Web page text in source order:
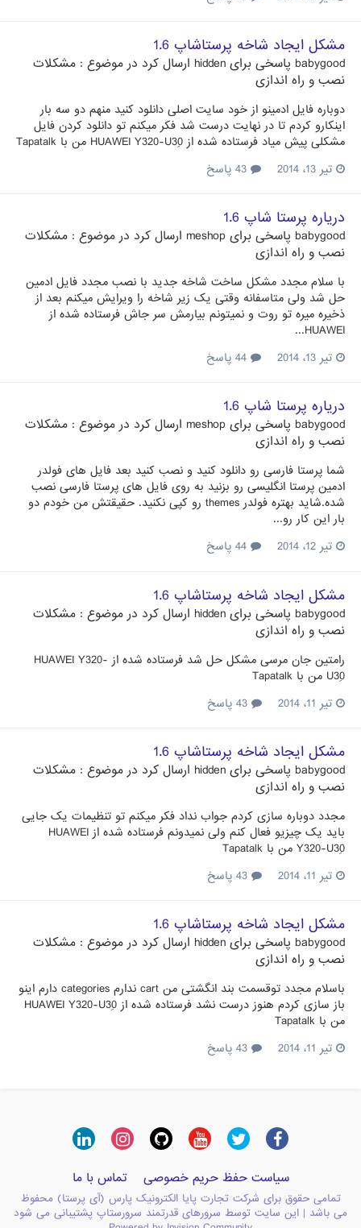
مشکل ایجاد شاخه پرستاشاپ 1.6
babygood پاسخی برای hidden ارسال کرد در موضوع : مشکلات
نصب و راه اندازی
دوباره فایل ادمینو از خود سایت اصلی دانلود کنید منهم دو سه بار
اینکارو کردم تا در نهایت درست شد فکر میکنم تو دانلود کردن فایل
مشکلی پیش میاد فرستاده شده از HUAWEI Y320-U30ِ من با Tapatalk
تیر 13، 2014
دریاره پرستا شاپ 1.6
babygood پاسخی برای meshop ارسال کرد در موضوع : مشکلات
نصب و راه اندازی
با سلام مجدد مشکل ساخت شاخه جدید با نصب مجدد فایل ادمین
حل شد ولی متاسفانه وقتی یک زیر شاخه را ویرایش میکنم بعد از
ذخیره میره تو روت و نمیتونم بیارمش سر جاش فرستاده شده از
HUAWEI...
تیر 13، 2014
دریاره پرستا شاپ 1.6
babygood پاسخی برای meshop ارسال کرد در موضوع : مشکلات
نصب و راه اندازی
شما پرستا فارسی رو دانلود کنید و نصب کنید بعد فایل های فولدر
ادمین پرستا انگلیسی رو بزنید به روی فایل های پرستا فارسی نصب
شده.شاید بهتره فولدر themes رو کپی نکنید. حقیقتش من خودم دو
بار این کار رو...
تیر 12، 2014
مشکل ایجاد شاخه پرستاشاپ 1.6
babygood پاسخی برای hidden ارسال کرد در موضوع : مشکلات
نصب و راه اندازی
رامتین جان مرسی مشکل حل شد فرستاده شده از HUAWEI Y320-
U30ِ من با Tapatalk
تیر 11، 2014
مشکل ایجاد شاخه پرستاشاپ 1.6
babygood پاسخی برای hidden ارسال کرد در موضوع : مشکلات
نصب و راه اندازی
مجدد دوباره سازی کردم جواب نداد فکر میکنم تو تنظیمات یک جایی
باید یک چیزیو فعال کنم ولی نمیدونم فرستاده شده از HUAWEI
Y320-U30ِ من با Tapatalk
تیر 11، 2014
مشکل ایجاد شاخه پرستاشاپ 1.6
babygood پاسخی برای hidden ارسال کرد در موضوع : مشکلات
نصب و راه اندازی
باسلام مجدد توقسمت بند انگشتی من cart ندارم categories دارم اینو
باز سازی کردم هنوز درست نشد فرستاده شده از HUAWEI Y320-U30ِ
من با Tapatalk
تیر 11، 2014
سیاست حفظ حریم خصوصی تماس با ما
تمامی حقوق برای شرکت تجارت پایا الکترونیک پارس (آی پرستا) محفوظ
می باشد | این سایت توسط سرورهای قدرتمند سرورستاپ پشتیبانی می شود